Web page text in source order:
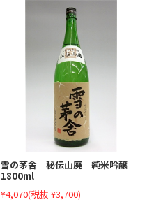
雪の茅舎 秘伝山廃 純米吟醸
1800ml
¥4,070(税抜 ¥3,700)